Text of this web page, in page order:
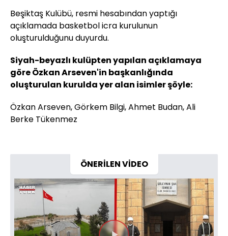
Beşiktaş Kulübü, resmi hesabından yaptığı
açıklamada basketbol icra kurulunun
oluşturulduğunu duyurdu.
Siyah-beyazlı kulüpten yapılan açıklamaya
göre Özkan Arseven'in başkanlığında
oluşturulan kurulda yer alan isimler şöyle:
Özkan Arseven, Görkem Bilgi, Ahmet Budan, Ali
Berke Tükenmez
ÖNERİLEN VİDEO